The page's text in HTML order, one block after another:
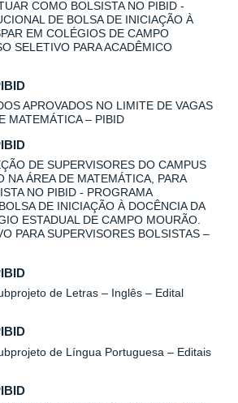
COMO BOLSISTA NO PIBID -
DE BOLSA DE INICIAÇÃO À
EM COLÉGIOS DE CAMPO
SELETIVO PARA ACADÊMICO
APROVADOS NO LIMITE DE VAGAS
MATEMÁTICA – PIBID
DE SUPERVISORES DO CAMPUS
NA ÁREA DE MATEMÁTICA, PARA
NO PIBID - PROGRAMA
DE INICIAÇÃO À DOCÊNCIA DA
ESTADUAL DE CAMPO MOURÃO.
PARA SUPERVISORES BOLSISTAS –
de Letras – Inglês – Edital
de Língua Portuguesa – Editais